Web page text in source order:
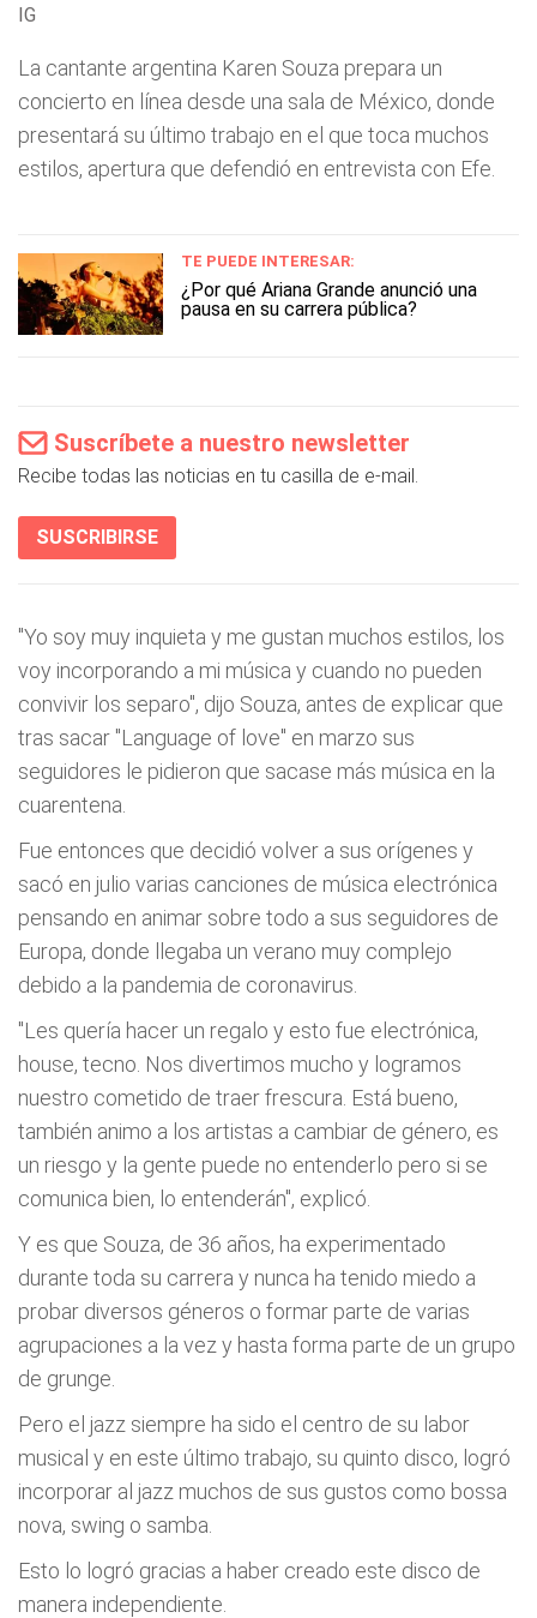
IG
La cantante argentina Karen Souza prepara un
concierto en línea desde una sala de México, donde
presentará su último trabajo en el que toca muchos
estilos, apertura que defendió en entrevista con Efe.
TE PUEDE INTERESAR:
¿Por qué Ariana Grande anunció una
pausa en su carrera pública?
Suscríbete a nuestro newsletter
Recibe todas las noticias en tu casilla de e-mail.
SUSCRIBIRSE
"Yo soy muy inquieta y me gustan muchos estilos, los
voy incorporando a mi música y cuando no pueden
convivir los separo", dijo Souza, antes de explicar que
tras sacar "Language of love" en marzo sus
seguidores le pidieron que sacase más música en la
cuarentena.
Fue entonces que decidió volver a sus orígenes y
sacó en julio varias canciones de música electrónica
pensando en animar sobre todo a sus seguidores de
Europa, donde llegaba un verano muy complejo
debido a la pandemia de coronavirus.
"Les quería hacer un regalo y esto fue electrónica,
house, tecno. Nos divertimos mucho y logramos
nuestro cometido de traer frescura. Está bueno,
también animo a los artistas a cambiar de género, es
un riesgo y la gente puede no entenderlo pero si se
comunica bien, lo entenderán", explicó.
Y es que Souza, de 36 años, ha experimentado
durante toda su carrera y nunca ha tenido miedo a
probar diversos géneros o formar parte de varias
agrupaciones a la vez y hasta forma parte de un grupo
de grunge.
Pero el jazz siempre ha sido el centro de su labor
musical y en este último trabajo, su quinto disco, logró
incorporar al jazz muchos de sus gustos como bossa
nova, swing o samba.
Esto lo logró gracias a haber creado este disco de
manera independiente.